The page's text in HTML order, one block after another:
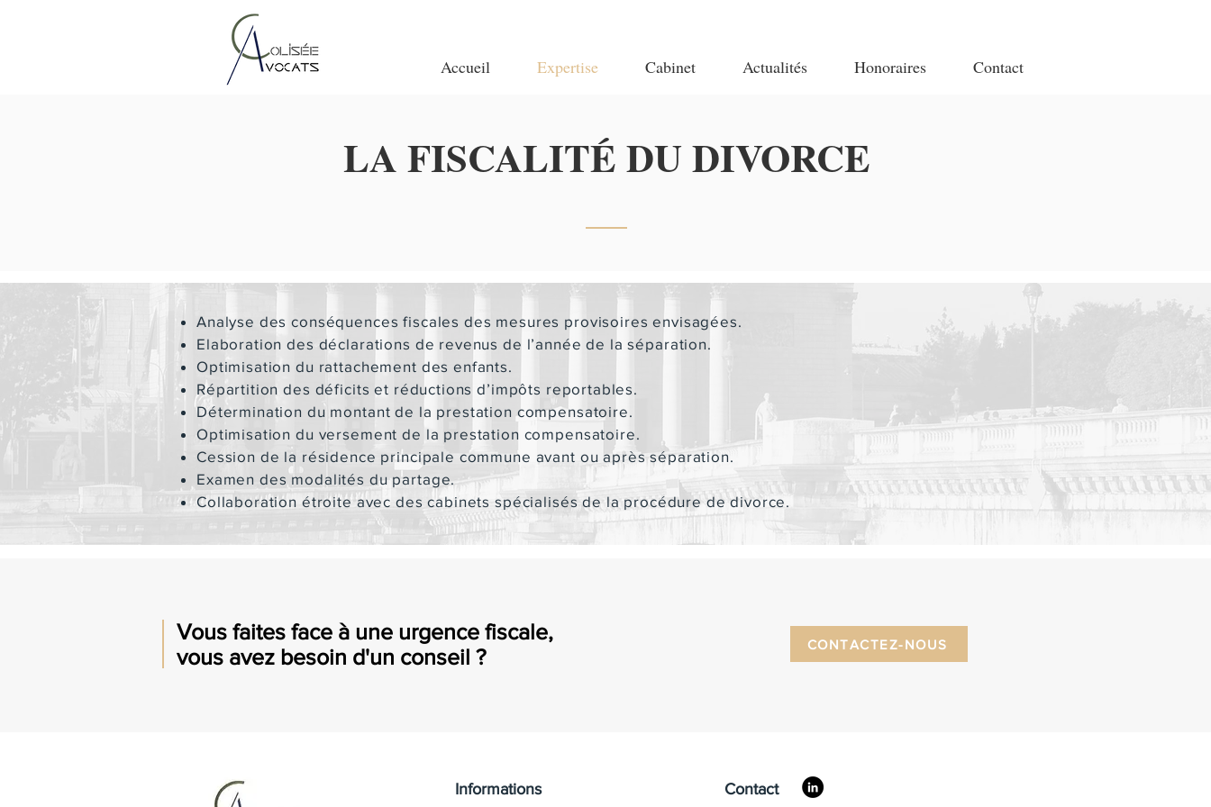
Accueil Expertise Cabinet Actualités Honoraires Contact
LA FISCALITÉ DU DIVORCE
Analyse des conséquences fiscales des mesures provisoires envisagées.
Elaboration des déclarations de revenus de l’année de la séparation.
Optimisation du rattachement des enfants.
Répartition des déficits et réductions d’impôts reportables.
Détermination du montant de la prestation compensatoire.
Optimisation du versement de la prestation compensatoire.
Cession de la résidence principale commune avant ou après séparation.
Examen des modalités du partage.
Collaboration étroite avec des cabinets spécialisés de la procédure de divorce.
Vous faites face à une urgence fiscale,
vous avez besoin d'un conseil ?
CONTACTEZ-NOUS
Informations Contact